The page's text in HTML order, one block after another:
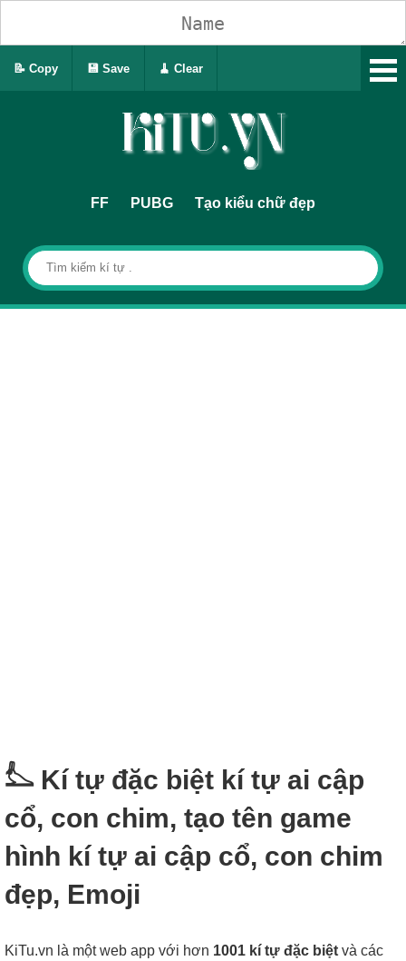
FF PUBG Tạo kiểu chữ đẹp
𓅏 Kí tự đặc biệt kí tự ai cập
cổ, con chim, tạo tên game
hình kí tự ai cập cổ, con chim
đẹp, Emoji
KiTu.vn là một web app với hơn 1001 kí tự đặc biệt và các
📝 Copy 💾 Save 🧹 Clear